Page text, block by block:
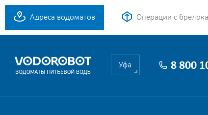
Адреса водоматов Операции с
Уфа 8 800